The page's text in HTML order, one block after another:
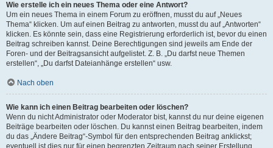
Wie erstelle ich ein neues Thema oder eine Antwort?
Um ein neues Thema in einem Forum zu eröffnen, musst du auf „Neues
Thema“ klicken. Um auf einen Beitrag zu antworten, musst du auf „Antworten“
klicken. Es könnte sein, dass eine Registrierung erforderlich ist, bevor du einen
Beitrag schreiben kannst. Deine Berechtigungen sind jeweils am Ende der
Foren- und der Beitragsansicht aufgelistet. Z. B. „Du darfst neue Themen
erstellen“, „Du darfst Dateianhänge erstellen“ usw.
Nach oben
Wie kann ich einen Beitrag bearbeiten oder löschen?
Wenn du nicht Administrator oder Moderator bist, kannst du nur deine eigenen
Beiträge bearbeiten oder löschen. Du kannst einen Beitrag bearbeiten, indem
du das „Ändere Beitrag“-Symbol für den entsprechenden Beitrag anklickst;
eventuell ist dies nur für einen begrenzten Zeitraum nach seiner Erstellung